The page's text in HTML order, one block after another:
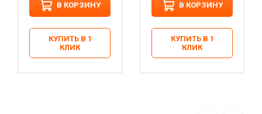
В КОРЗИНУ
КУПИТЬ В 1
КЛИК
В КОРЗИНУ
КУПИТЬ В 1
КЛИК